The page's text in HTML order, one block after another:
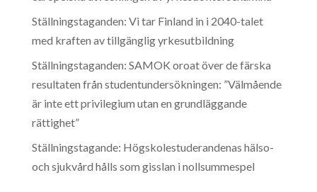
Ställningstaganden: Vi tar Finland in i 2040-talet
med kraften av tillgänglig yrkesutbildning
Ställningstaganden: SAMOK oroat över de färska
resultaten från studentundersökningen: ”Välmående
är inte ett privilegium utan en grundläggande
rättighet”
Ställningstagande: Högskolestuderandenas hälso-
och sjukvård hålls som gisslan i nollsummespel